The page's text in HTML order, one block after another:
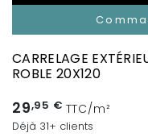
CARRELAGE
ROBLE 20X120
29,95 € TTC/m²
Déjà 31+ clients